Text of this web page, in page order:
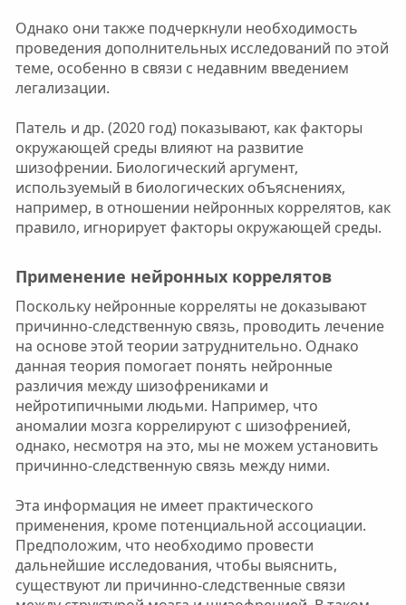
Однако они также подчеркнули необходимость
проведения дополнительных исследований по этой
теме, особенно в связи с недавним введением
легализации.
Патель и др. (2020 год) показывают, как факторы
окружающей среды влияют на развитие
шизофрении. Биологический аргумент,
используемый в биологических объяснениях,
например, в отношении нейронных коррелятов, как
правило, игнорирует факторы окружающей среды.
Применение нейронных коррелятов​
Поскольку нейронные корреляты не доказывают
причинно-следственную связь, проводить лечение
на основе этой теории затруднительно. Однако
данная теория помогает понять нейронные
различия между шизофрениками и
нейротипичными людьми. Например, что
аномалии мозга коррелируют с шизофренией,
однако, несмотря на это, мы не можем установить
причинно-следственную связь между ними.
Эта информация не имеет практического
применения, кроме потенциальной ассоциации.
Предположим, что необходимо провести
дальнейшие исследования, чтобы выяснить,
существуют ли причинно-следственные связи